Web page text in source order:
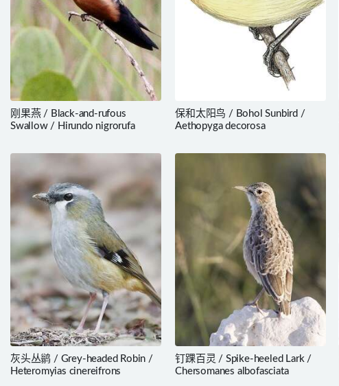
刚果燕 / Black-and-rufous
Swallow / Hirundo nigrorufa
保和太阳鸟 / Bohol Sunbird /
Aethopyga decorosa
灰头丛鹟 / Grey-headed Robin /
Heteromyias cinereifrons
钉踝百灵 / Spike-heeled Lark /
Chersomanes albofasciata